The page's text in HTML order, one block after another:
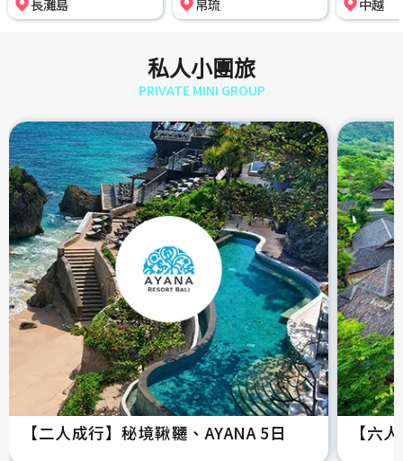
長灘島 帛琉 中越
私人小團旅
PRIVATE MINI GROUP
【二人成行】秘境鞦韆、AYANA 5日 【六